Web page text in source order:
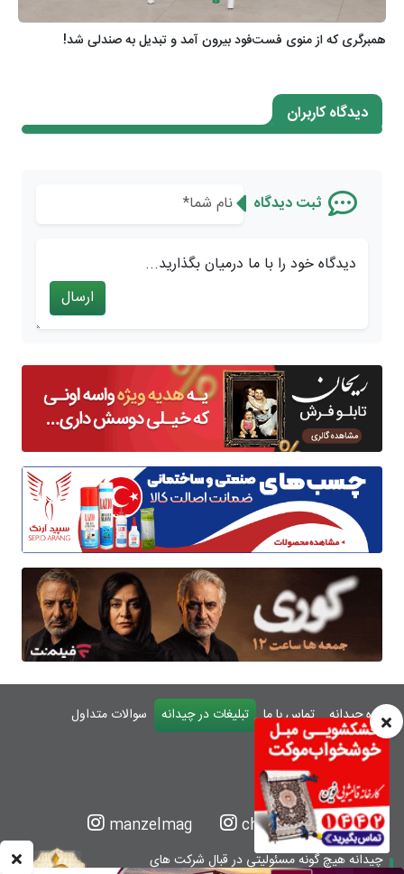
درباره چیدانه تماس با ما تبلیغات در چیدانه
سوالات متداول
ورود
chidaneh
manzelmag
چیدانه هیچ گونه مسئولیتی در قبال شرکت های